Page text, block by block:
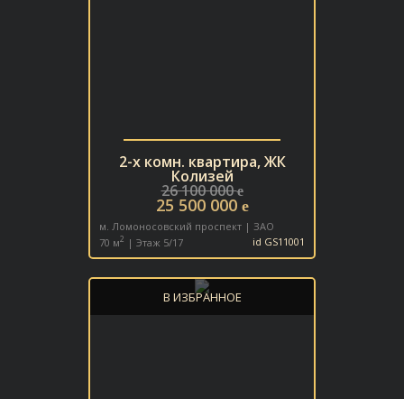
2-х комн. квартира, ЖК
Колизей
26 100 000e
25 500 000 e
м. Ломоносовский проспект | ЗАО
70 м2 | Этаж 5/17 id GS11001
В ИЗБРАННОЕ